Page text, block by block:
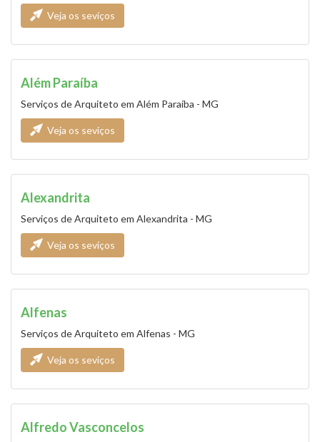
Veja os seviços
Além Paraíba
Serviços de Arquiteto em Além Paraíba - MG
Veja os seviços
Alexandrita
Serviços de Arquiteto em Alexandrita - MG
Veja os seviços
Alfenas
Serviços de Arquiteto em Alfenas - MG
Veja os seviços
Alfredo Vasconcelos